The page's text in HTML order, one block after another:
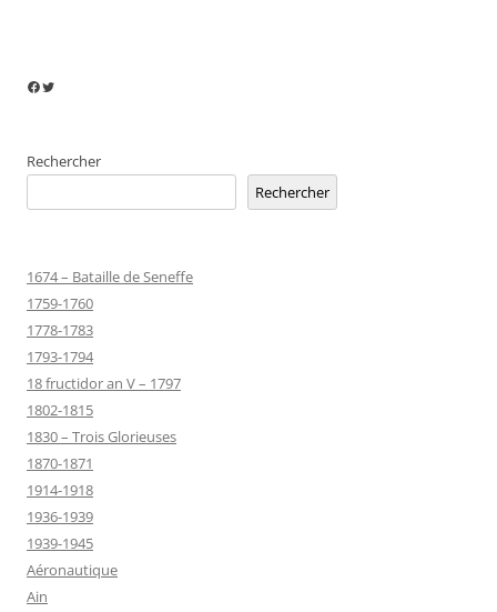
Facebook
Twitter
Rechercher
Rechercher
1674 – Bataille de Seneffe
1759-1760
1778-1783
1793-1794
18 fructidor an V – 1797
1802-1815
1830 – Trois Glorieuses
1870-1871
1914-1918
1936-1939
1939-1945
Aéronautique
Ain